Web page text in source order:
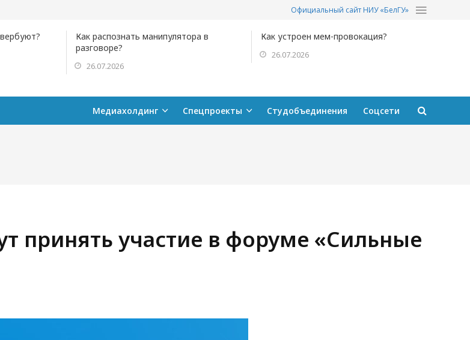
Официальный сайт НИУ «БелГУ»
Как распознать манипулятора в
разговоре?
26.07.2026
Как устроен мем-провокация?
26.07.2026
Медиахолдинг Спецпроекты Студобъединения Соцсети
принять участие в форуме «Сильные